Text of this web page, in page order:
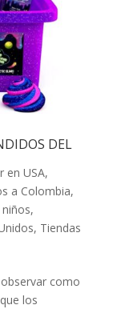
DEL
en USA,
a Colombia,
niños,
, Tiendas
como
los